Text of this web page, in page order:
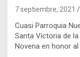
7 septiembre, 2021
Cuasi Parroquia
Santa Victoria de
Novena en honor